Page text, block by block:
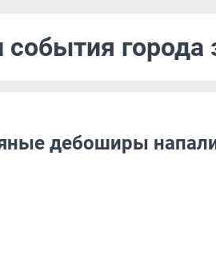
события города
дебоширы